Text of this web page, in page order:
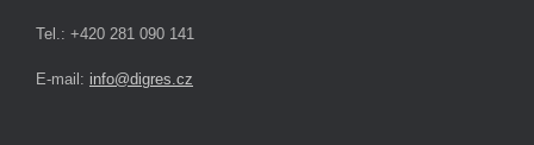
Tel.: +420 281 090 141
E-mail: info@digres.cz